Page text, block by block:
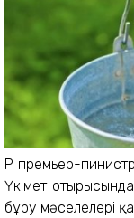
ҚР премьер-
Үкімет
бұру мәселелері